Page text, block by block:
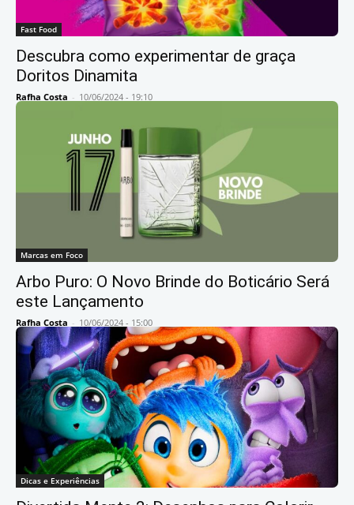
Fast Food
Descubra como experimentar de graça
Doritos Dinamita
Rafha Costa - 10/06/2024 - 19:10
Marcas em Foco
Arbo Puro: O Novo Brinde do Boticário Será
este Lançamento
Rafha Costa - 10/06/2024 - 15:00
Dicas e Experiências